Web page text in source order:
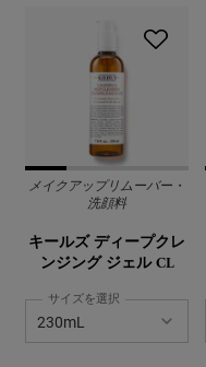
メイクアップリムーバー・
洗顔料
キールズ ディープクレ
ンジング ジェル CL
サイズを選択